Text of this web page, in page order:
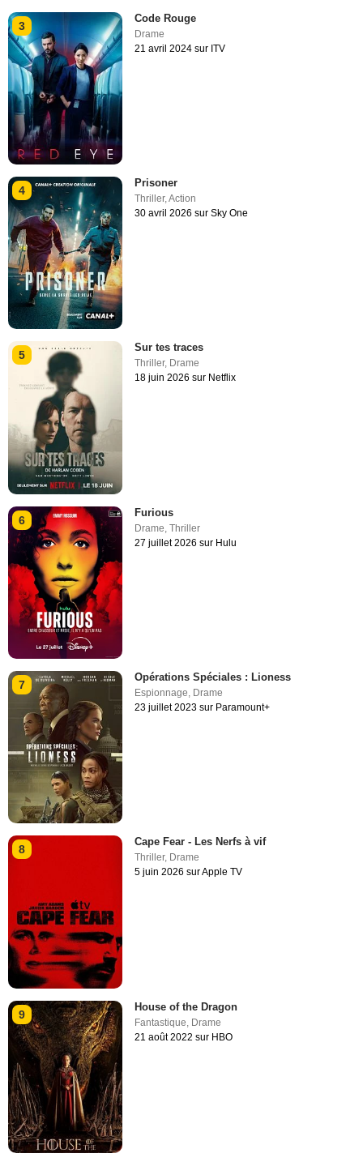
3
Code Rouge
Drame
21 avril 2024 sur ITV
4
Prisoner
Thriller,Action
30 avril 2026 sur Sky One
5
Sur tes traces
Thriller, Drame
18 juin 2026 sur Netflix
6
Furious
Drame ,Thriller
27 juillet 2026 sur Hulu
7
Opérations Spéciales : Lioness
Espionnage, Drame
23 juillet 2023 sur Paramount+
8
Cape Fear - Les Nerfs à vif
Thriller, Drame
5 juin 2026 sur Apple TV
9
House of the Dragon
Fantastique Drame
21 août 2022 sur HBO